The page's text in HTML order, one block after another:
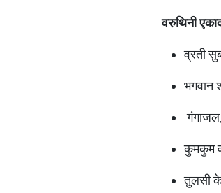
वरुथिनी
व्रती
भगवान
कुमकुम व
तुलसी